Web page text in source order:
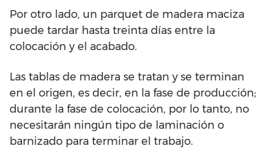
Por otro lado, un parquet de madera maciza
puede tardar hasta treinta días entre la
colocación y el acabado.
Las tablas de madera se tratan y se terminan
en el origen, es decir, en la fase de producción;
durante la fase de colocación, por lo tanto, no
necesitarán ningún tipo de laminación o
barnizado para terminar el trabajo.